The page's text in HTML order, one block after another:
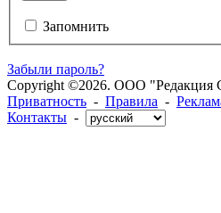
Запомнить
Забыли пароль?
Copyright ©2026. ООО "Редакция
Приватность - Правила -
Контакты -